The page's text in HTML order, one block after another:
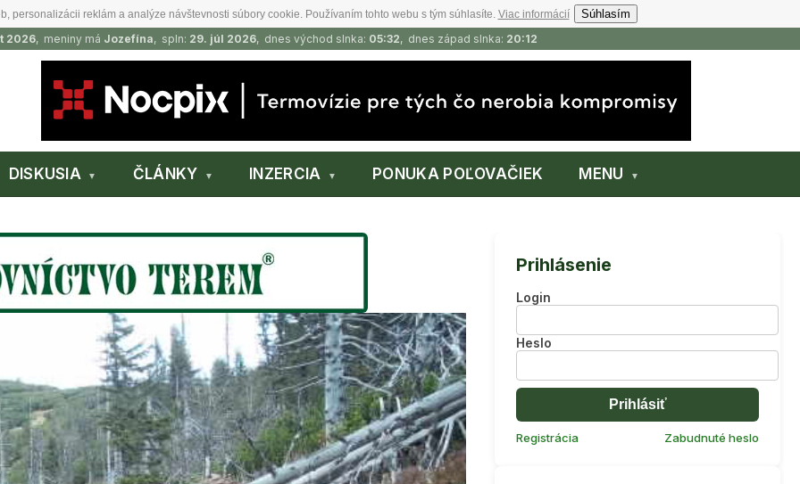
personalizácii reklám a analýze návštevnosti súbory cookie. Používaním tohto webu s tým súhlasíte. Viac informácií
Súhlasím
2026, meniny má Jozefína, spln: 29. júl 2026, dnes východ slnka: 05:32, dnes západ slnka: 20:12
DISKUSIA ČLÁNKY INZERCIA PONUKA POĽOVAČIEK MENU
Prihlásenie
Login
Heslo
Prihlásiť
Registrácia Zabudnuté heslo